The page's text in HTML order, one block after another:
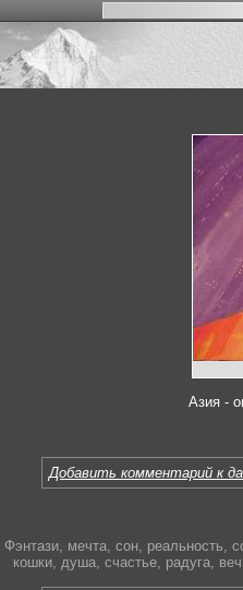
Азия -
Добавить комментарий к
Фэнтази, мечта, сон, реальность
кошки, душа, счастье, радуга,